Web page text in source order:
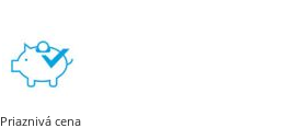
Priaznivá cena